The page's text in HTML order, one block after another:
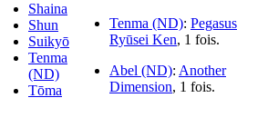
Shaina
Shun
Suikyō
Tenma
(ND)
Tōma
Tenma (ND): Pegasus
Ryūsei Ken, 1 fois.
Abel (ND): Another
Dimension, 1 fois.